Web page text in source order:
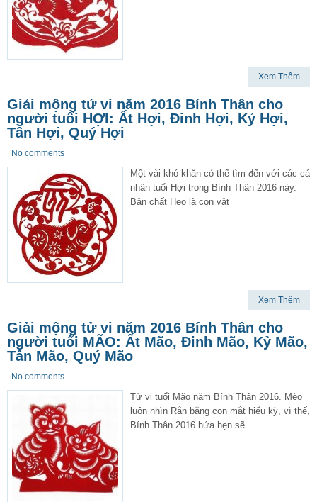
Xem Thêm
Giải mộng tử vi năm 2016 Bính Thân cho
người tuổi HỢI: Ất Hợi, Đinh Hợi, Kỷ Hợi,
Tân Hợi, Quý Hợi
No comments
Một vài khó khăn có thể tìm đến với các cá
nhân tuổi Hợi trong Bính Thân 2016 này.
Bản chất Heo là con vật
Xem Thêm
Giải mộng tử vi năm 2016 Bính Thân cho
người tuổi MÃO: Ất Mão, Đinh Mão, Kỷ Mão,
Tân Mão, Quý Mão
No comments
Tử vi tuổi Mão năm Bính Thân 2016. Mèo
luôn nhìn Rắn bằng con mắt hiếu kỳ, vì thế,
Bính Thân 2016 hứa hẹn sẽ